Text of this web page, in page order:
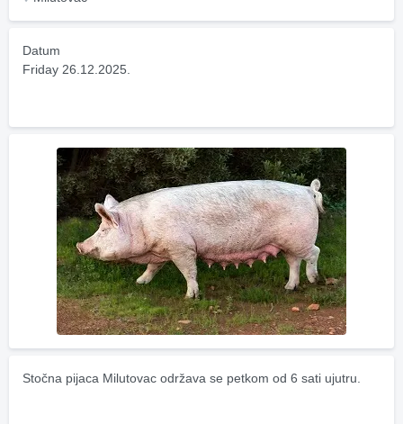
Datum
Friday 26.12.2025.
Stočna pijaca Milutovac održava se petkom od 6 sati ujutru.